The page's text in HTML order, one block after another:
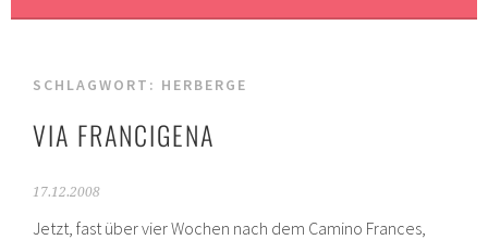
SCHLAGWORT: HERBERGE
VIA FRANCIGENA
17.12.2008
Jetzt, fast über vier Wochen nach dem Camino Frances,